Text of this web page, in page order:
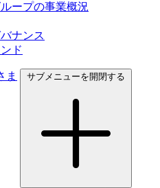
ープの事業概況
ナンス
ド
ま サブメニューを開閉する